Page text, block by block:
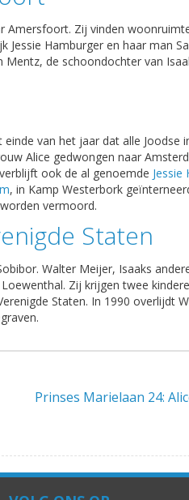
Amersfoort. Zij vinden
Hamburger en haar man
de schoondochter van
van het jaar dat alle Joodse
Alice gedwongen naar
ook de al genoemde
, in Kamp Westerbork
vermoord.
Staten
Walter Meijer, Isaaks
Loewenthal. Zij krijgen twee
Staten. In 1990 overlijdt
Prinses Marielaan 24: